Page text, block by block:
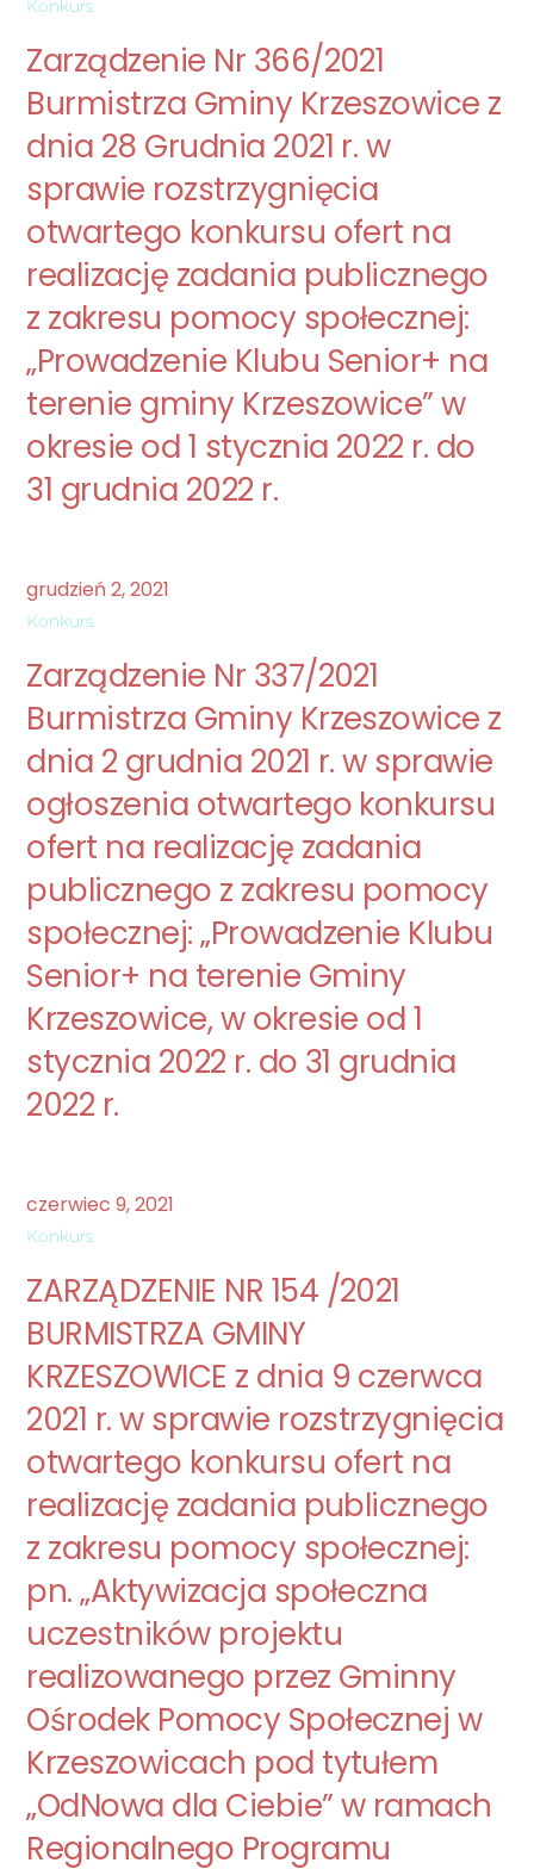
Konkurs
Zarządzenie Nr 366/2021
Burmistrza Gminy Krzeszowice z
dnia 28 Grudnia 2021 r. w
sprawie rozstrzygnięcia
otwartego konkursu ofert na
realizację zadania publicznego
z zakresu pomocy społecznej:
„Prowadzenie Klubu Senior+ na
terenie gminy Krzeszowice” w
okresie od 1 stycznia 2022 r. do
31 grudnia 2022 r.
grudzień 2,2021
Konkurs
Zarządzenie Nr 337/2021
Burmistrza Gminy Krzeszowice z
dnia 2 grudnia 2021 r. w sprawie
ogłoszenia otwartego konkursu
ofert na realizację zadania
publicznego z zakresu pomocy
społecznej: „Prowadzenie Klubu
Senior+ na terenie Gminy
Krzeszowice, w okresie od 1
stycznia 2022 r. do 31 grudnia
2022 r.
czerwiec 9,2021
Konkurs
ZARZĄDZENIE NR 154 /2021
BURMISTRZA GMINY
KRZESZOWICE z dnia 9 czerwca
2021 r. w sprawie rozstrzygnięcia
otwartego konkursu ofert na
realizację zadania publicznego
z zakresu pomocy społecznej:
pn. „Aktywizacja społeczna
uczestników projektu
realizowanego przez Gminny
Ośrodek Pomocy Społecznej w
Krzeszowicach pod tytułem
„OdNowa dla Ciebie” w ramach
Regionalnego Programu